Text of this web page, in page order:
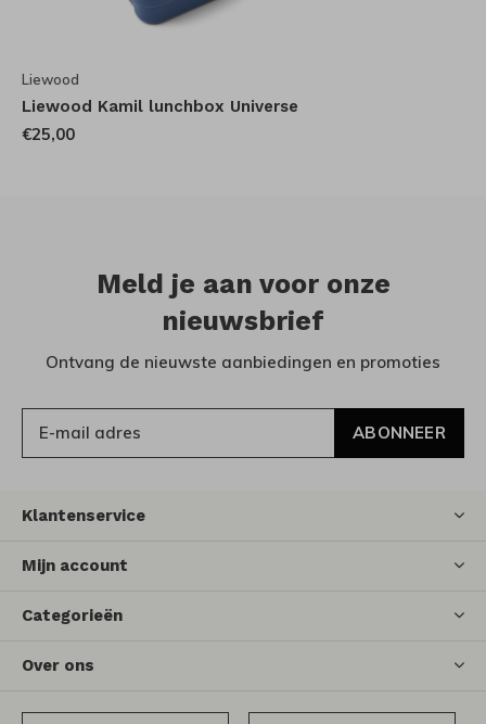
Liewood
Liewood Kamil lunchbox Universe
€25,00
Meld je aan voor onze
nieuwsbrief
Ontvang de nieuwste aanbiedingen en promoties
ABONNEER
Klantenservice
Mijn account
Categorieën
Over ons